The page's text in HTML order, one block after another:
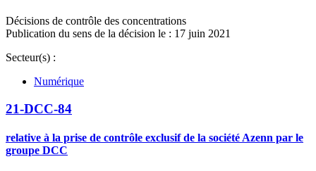
Décisions de contrôle des concentrations
Publication du sens de la décision le : 17 juin 2021
Secteur(s) :
Numérique
21-DCC-84
relative à la prise de contrôle exclusif de la société Azenn par le
groupe DCC